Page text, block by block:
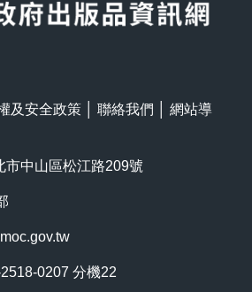
及安全政策 聯絡我們
網站導
市中山區松江路209號
0207 分機22